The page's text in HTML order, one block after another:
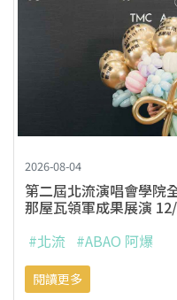
2026-08-04
第二屆北流演唱會學院
那屋瓦領軍成果展演
#北流 #ABAO 阿爆
閱讀更多